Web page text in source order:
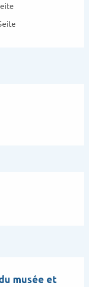
musée et